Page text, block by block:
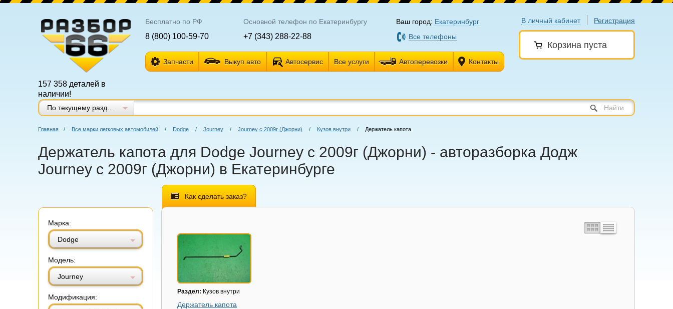
В личный кабинет Регистрация
Корзина пуста
157 358 деталей в
наличии!
Бесплатно по РФ
8 (800) 100-59-70
Основной телефон по Екатеринбургу
+7 (343) 288-22-88
Ваш город: Екатеринбург
Все телефоны
Запчасти Выкуп авто Автосервис Все услуги Автоперевозки Контакты
Найти
Главная / Все марки легковых автомобилей / Dodge / Journey / Journey с 2009г (Джорни) / Кузов внутри / Держатель капота
Держатель капота для Dodge Journey с 2009г (Джорни) - авторазборка Додж
Journey с 2009г (Джорни) в Екатеринбурге
Марка:
Dodge
Модель:
Journey
Модификация:
Как сделать заказ?
Раздел: Кузов внутри
Держатель капота